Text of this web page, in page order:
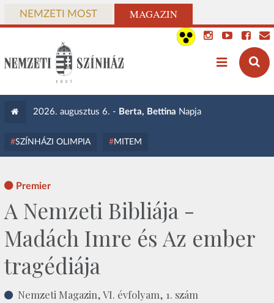
NEMZETI MOST MAGAZIN
2026. augusztus 6. - Berta, Bettina Napja
SZÍNHÁZI OLIMPIA MITEM
Premier
A Nemzeti Bibliája -
Madách Imre és Az ember
tragédiája
Nemzeti Magazin, VI. évfolyam, 1. szám